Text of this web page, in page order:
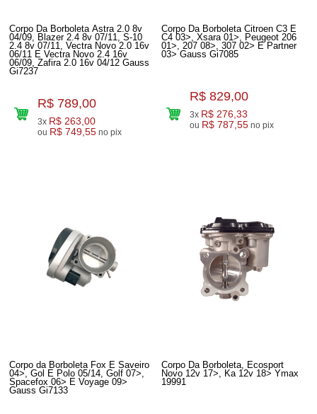
Corpo Da Borboleta Astra 2.0 8v
04/09, Blazer 2.4 8v 07/11, S-10
2.4 8v 07/11, Vectra Novo 2.0 16v
06/11 E Vectra Novo 2.4 16v
06/09, Zafira 2.0 16v 04/12 Gauss
Gi7237
R$ 789,00
3x R$ 263,00
ou R$ 749,55 no pix
Corpo Da Borboleta Citroen C3 E
C4 03>, Xsara 01>, Peugeot 206
01>, 207 08>, 307 02> E Partner
03> Gauss Gi7085
R$ 829,00
3x R$ 276,33
ou R$ 787,55 no pix
Corpo da Borboleta Fox E Saveiro
04>, Gol E Polo 05/14, Golf 07>,
Spacefox 06> E Voyage 09>
Gauss Gi7133
Corpo Da Borboleta, Ecosport
Novo 12v 17>, Ka 12v 18> Ymax
19991